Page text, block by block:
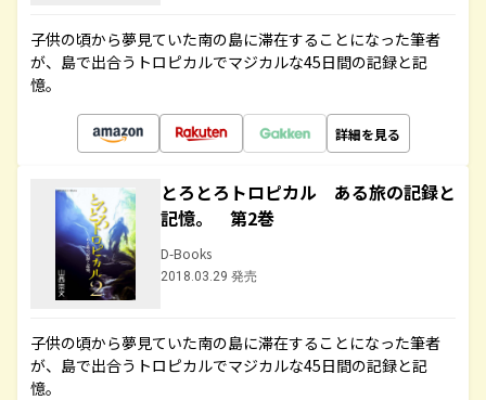
子供の頃から夢見ていた南の島に滞在することになった筆者
が、島で出合うトロピカルでマジカルな45日間の記録と記
憶。
詳細を見る
とろとろトロピカル ある旅の記録と
記憶。 第2巻
D-Books
2018.03.29 発売
子供の頃から夢見ていた南の島に滞在することになった筆者
が、島で出合うトロピカルでマジカルな45日間の記録と記
憶。